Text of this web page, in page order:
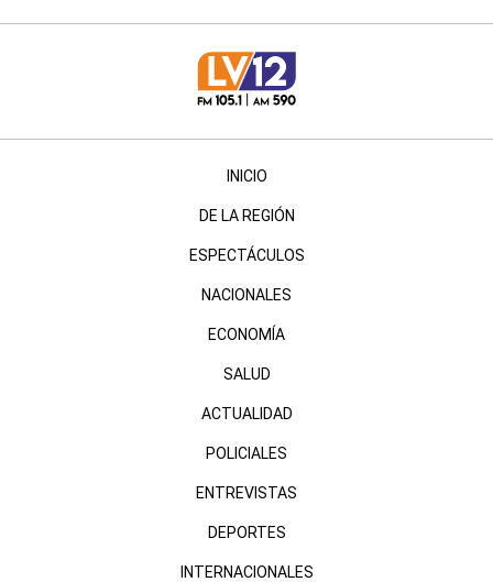
INICIO
DE LA REGIÓN
ESPECTÁCULOS
NACIONALES
ECONOMÍA
SALUD
ACTUALIDAD
POLICIALES
ENTREVISTAS
DEPORTES
INTERNACIONALES